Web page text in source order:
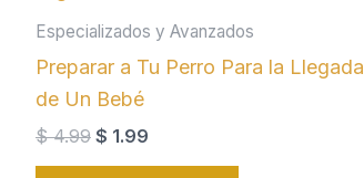
Especializados y Avanzados
Preparar a Tu Perro Para la Llegada
de Un Bebé
$4.99 El
$ 1.99